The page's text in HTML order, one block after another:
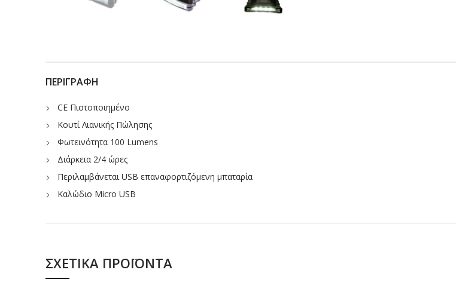
ΠΕΡΙΓΡΑΦΉ
CE Πιστοποιημένο
Κουτί Λιανικής Πώλησης
Φωτεινότητα 100 Lumens
Διάρκεια 2/4 ώρες
Περιλαμβάνεται USB επαναφορτιζόμενη μπαταρία
Kαλώδιο Micro USB
ΣΧΕΤΙΚΆ ΠΡΟΪΌΝΤΑ